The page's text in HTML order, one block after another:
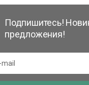
Подпишитесь!
предложения!